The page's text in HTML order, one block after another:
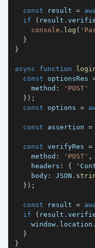
const result =
if
( result .
console . log (
}
}
async function
const optionsRes
    method
:
'POST'
} ) ;
const options =
const assertion =
const verifyRes =
    method
: 'POST' ,
    headers
: {
    body
: JSON .
} ) ;
const result =
if
( result .
    window
. location .
}
}